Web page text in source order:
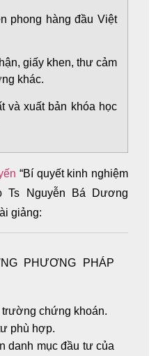
phong hàng đầu Việt
giấy khen, thư cảm
khác.
và xuất bản khóa học
“Bí quyết kinh nghiệm
Ts Nguyễn Bá Dương
giảng:
PHƯƠNG PHÁP
trường chứng khoán.
phù hợp.
danh mục đầu tư của